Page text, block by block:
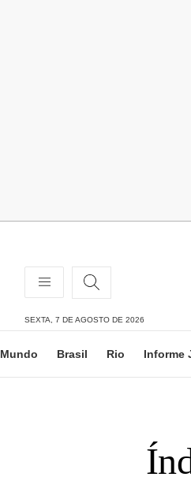
SEXTA, 7 DE AGOSTO DE 2026
Mundo Brasil Rio Informe